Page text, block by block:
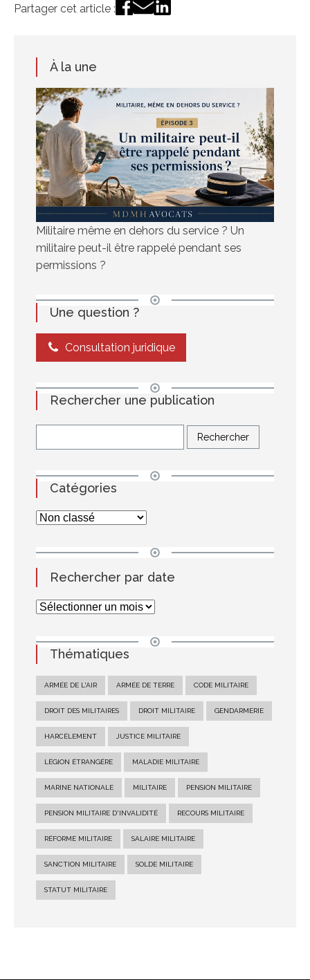
Partager cet article :
À la une
Militaire même en dehors du service ? Un
militaire peut-il être rappelé pendant ses
permissions ?
Une question ?
Consultation juridique
Rechercher une publication
Catégories
Rechercher par date
Thématiques
ARMÉE DE L'AIR ARMÉE DE TERRE CODE MILITAIRE
DROIT DES MILITAIRES DROIT MILITAIRE GENDARMERIE
HARCÈLEMENT JUSTICE MILITAIRE
LÉGION ÉTRANGÈRE MALADIE MILITAIRE
MARINE NATIONALE MILITAIRE PENSION MILITAIRE
PENSION MILITAIRE D'INVALIDITÉ RECOURS MILITAIRE
RÉFORME MILITAIRE SALAIRE MILITAIRE
SANCTION MILITAIRE SOLDE MILITAIRE
STATUT MILITAIRE